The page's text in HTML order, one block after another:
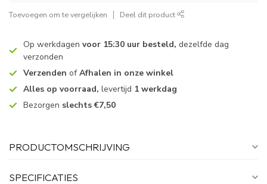
Toevoegen om te vergelijken Deel dit product
Op werkdagen voor 15:30 uur besteld, dezelfde dag
verzonden
Verzenden ofAfhalen in onze winkel
Alles op voorraad, levertijd 1 werkdag
Bezorgen slechts €7,50
PRODUCTOMSCHRIJVING
SPECIFICATIES